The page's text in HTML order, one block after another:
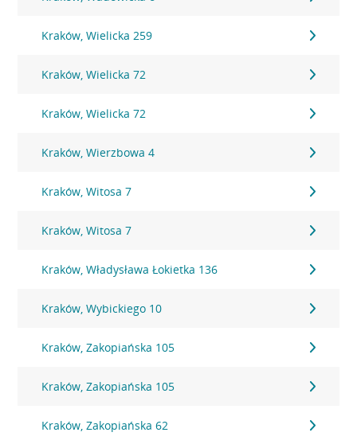
Kraków, Wielicka 259
Kraków, Wielicka 72
Kraków, Wielicka 72
Kraków, Wierzbowa 4
Kraków, Witosa 7
Kraków, Witosa 7
Kraków, Władysława Łokietka 136
Kraków, Wybickiego 10
Kraków, Zakopiańska 105
Kraków, Zakopiańska 105
Kraków, Zakopiańska 62